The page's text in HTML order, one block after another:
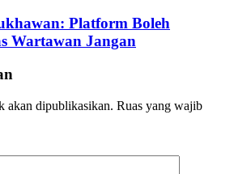
Platform Boleh
Wartawan Jangan
akan dipublikasikan. Ruas yang wajib